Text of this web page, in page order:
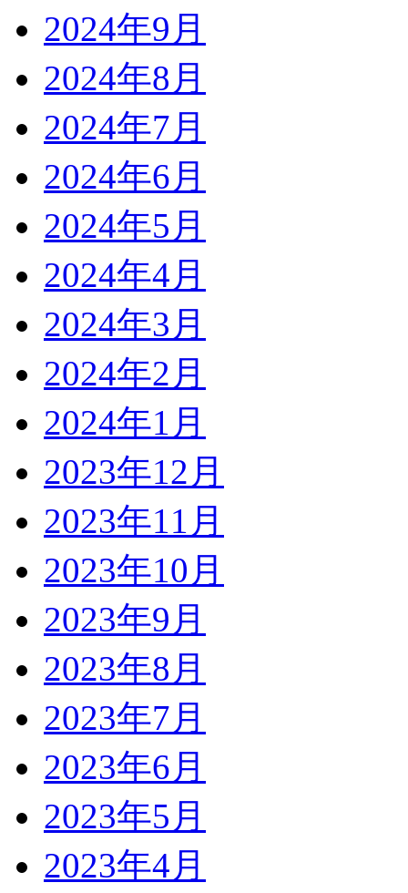
2024年9月
2024年8月
2024年7月
2024年6月
2024年5月
2024年4月
2024年3月
2024年2月
2024年1月
2023年12月
2023年11月
2023年10月
2023年9月
2023年8月
2023年7月
2023年6月
2023年5月
2023年4月